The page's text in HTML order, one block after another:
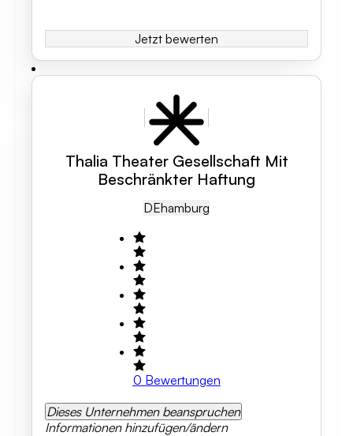
Jetzt bewerten
Thalia Theater Gesellschaft Mit
Beschränkter Haftung
DEHamburg
0 Bewertungen
Dieses Unternehmen beanspruchen
Informationen hinzufügen/ändern